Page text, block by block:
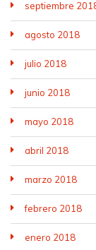
septiembre
agosto 2018
julio 2018
junio 2018
mayo 2018
abril 2018
marzo 2018
febrero 2018
enero 2018